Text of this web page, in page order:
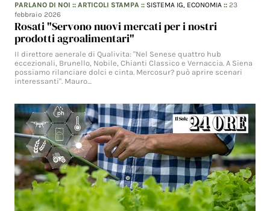
PARLANO DI NOI ::ARTICOLI STAMPA :: SISTEMA IG, ECONOMIA ::23
febbraio 2026
Rosati "Servono nuovi mercati per i nostri
prodotti agroalimentari"
II direttore aenerale di Qualivita: "Nel Senese quattro hub
eccezionali, Brunello, Nobile, Chianti Classico e Vernaccia. A Siena
possiamo rilanciare dolci e cinta. Mercosur? può aprire scenari
interessanti". Mauro…